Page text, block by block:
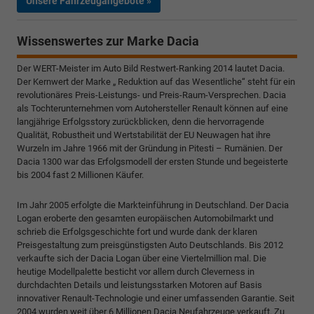
Wissenswertes zur Marke Dacia
Der WERT-Meister im Auto Bild Restwert-Ranking 2014 lautet Dacia.
Der Kernwert der Marke „ Reduktion auf das Wesentliche“ steht für ein
revolutionäres Preis-Leistungs- und Preis-Raum-Versprechen. Dacia
als Tochterunternehmen vom Autohersteller Renault können auf eine
langjährige Erfolgsstory zurückblicken, denn die hervorragende
Qualität, Robustheit und Wertstabilität der EU Neuwagen hat ihre
Wurzeln im Jahre 1966 mit der Gründung in Pitesti – Rumänien. Der
Dacia 1300 war das Erfolgsmodell der ersten Stunde und begeisterte
bis 2004 fast 2 Millionen Käufer.
Im Jahr 2005 erfolgte die Markteinführung in Deutschland. Der Dacia
Logan eroberte den gesamten europäischen Automobilmarkt und
schrieb die Erfolgsgeschichte fort und wurde dank der klaren
Preisgestaltung zum preisgünstigsten Auto Deutschlands. Bis 2012
verkaufte sich der Dacia Logan über eine Viertelmillion mal. Die
heutige Modellpalette besticht vor allem durch Cleverness in
durchdachten Details und leistungsstarken Motoren auf Basis
innovativer Renault-Technologie und einer umfassenden Garantie. Seit
2004 wurden weit über 6 Millionen Dacia Neufahrzeuge verkauft. Zu